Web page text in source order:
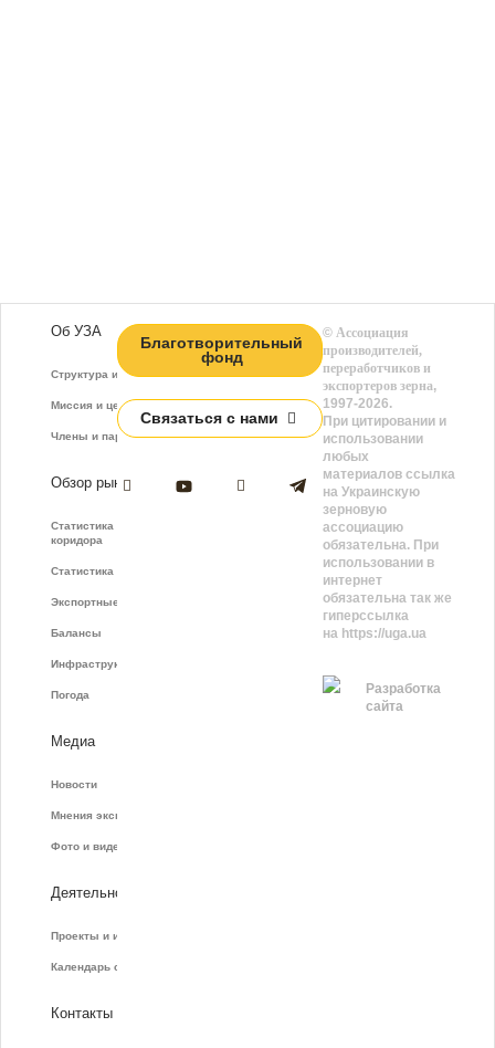
Об УЗА
Структура и функции
Миссия и цели
Члены и партнёры
Обзор рынка
Статистика зернового
коридора
Статистика фрахта
Экспортные показатели
Балансы
Инфраструктура
Погода
Медиа
Новости
Мнения экспертов
Фото и видео
Деятельность
Проекты и инициативы
Календарь событий
Контакты
Благотворительный
фонд
Связаться с нами
©Ассоциация
производителей,
переработчиков и
экспортеров зерна,
1997-2026.
При цитировании и
использовании
любых
материалов ссылка
на Украинскую
зерновую
ассоциацию
обязательна. При
использовании в
интернет
обязательна так же
гиперссылка
на https://uga.ua
Разработка
сайта